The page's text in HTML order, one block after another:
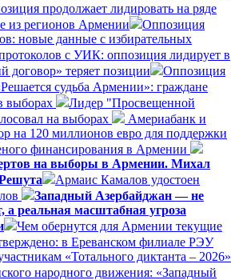
продолжает лидировать на ряде
из регионов Армении
Оппозиция
новые данные с избирательных
с УИК: оппозиция лидирует в
договор» теряет позиции
Оппозиция
судьба Армении»: граждане
выборах
Лидер "Просвещенной
на выборах
Америабанк и
на 120 миллионов евро для поддержки
финансирования в Армении
на выборы в Армении. Михал
Армаис Камалов удостоен
Западный Азербайджан — не
а реальная масштабная угроза
Чем обернутся для Армении текущие
в Ереванском филиале РЭУ
«Тотального диктанта – 2026»
народного движения: «Западный